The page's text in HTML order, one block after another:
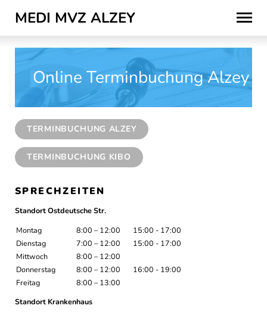
Skip
to
content
MEDI MVZ ALZEY
Online Terminbuchung Alzey
TERMINBUCHUNG ALZEY
TERMINBUCHUNG KIBO
SPRECHZEITEN
Standort Ostdeutsche Str.
Montag
8:00 – 12:00
15:00 - 17:00
Dienstag
7:00 – 12:00
15:00 - 17:00
Mittwoch
8:00 – 12:00
Donnerstag
8:00 – 12:00
16:00 - 19:00
Freitag
8:00 – 13:00
Standort Krankenhaus